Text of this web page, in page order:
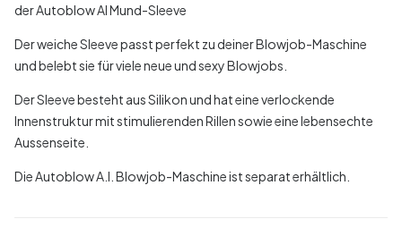
der Autoblow AI Mund-Sleeve
Der weiche Sleeve passt perfekt zu deiner Blowjob-Maschine
und belebt sie für viele neue und sexy Blowjobs.
Der Sleeve besteht aus Silikon und hat eine verlockende
Innenstruktur mit stimulierenden Rillen sowie eine lebensechte
Aussenseite.
Die Autoblow A.I. Blowjob-Maschine ist separat erhältlich.